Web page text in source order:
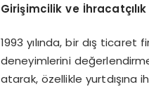
Girişimcilik ve İhracatçılık
1993 yılında, bir dış ticaret
deneyimlerini
atarak, özellikle yurtdışına